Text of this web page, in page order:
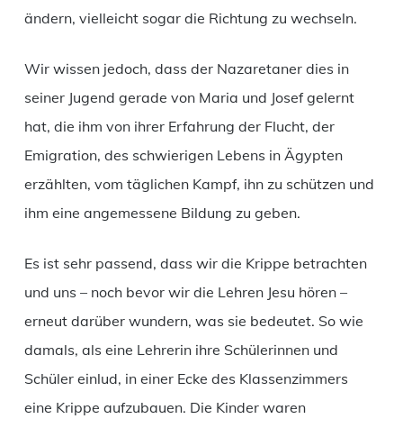
ändern, vielleicht sogar die Richtung zu wechseln.
Wir wissen jedoch, dass der Nazaretaner dies in
seiner Jugend gerade von Maria und Josef gelernt
hat, die ihm von ihrer Erfahrung der Flucht, der
Emigration, des schwierigen Lebens in Ägypten
erzählten, vom täglichen Kampf, ihn zu schützen und
ihm eine angemessene Bildung zu geben.
Es ist sehr passend, dass wir die Krippe betrachten
und uns – noch bevor wir die Lehren Jesu hören –
erneut darüber wundern, was sie bedeutet. So wie
damals, als eine Lehrerin ihre Schülerinnen und
Schüler einlud, in einer Ecke des Klassenzimmers
eine Krippe aufzubauen. Die Kinder waren